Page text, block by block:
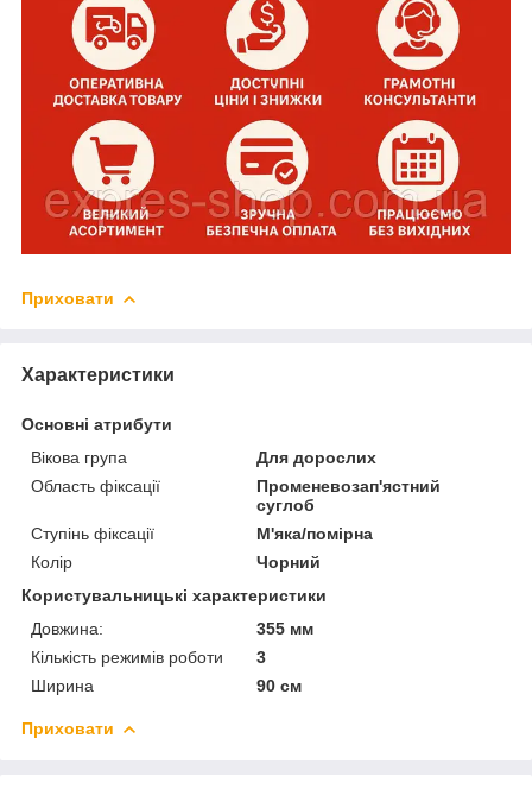
Приховати
Характеристики
Основні атрибути
Вікова група
Для дорослих
Область фіксації
Променевозап'ястний
суглоб
Ступінь фіксації
М'яка/помірна
Колір
Чорний
Користувальницькі характеристики
Довжина:
355 мм
Кількість режимів роботи
3
Ширина
90 см
Приховати